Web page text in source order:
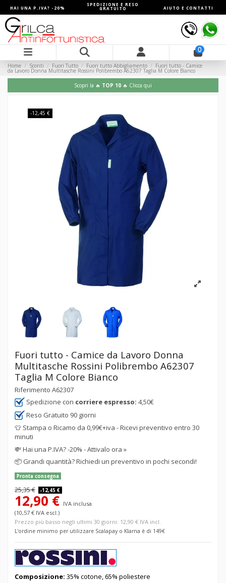
HAI UNA P.IVA? -20%
SPEDIZIONE E RESO
GRATUITO AIUTO E CONTATTI
0
Home Sconti Fuori Tutto Fuori tutto Abbigliamento Fuori tutto - Camice
da Lavoro Donna Multitasche Rossini Polibrembo A62307 Taglia M Colore Bianco
Scopri la 🔥 TOP 10 🔥 Clicca qui
-12,45 €
Fuori tutto - Camice da Lavoro Donna
Multitasche Rossini Polibrembo A62307
Taglia M Colore Bianco
Riferimento A62307
Spedizione con corriere espresso: 4,50€
Reso Gratuito 90 giorni
👕 Stampa o Ricamo da 0,99€+iva - Ricevi preventivo entro 30
minuti
💸Hai una P.IVA? -20% - Attivalo ora »
📦 Grandi quantità? Richiedi un preventivo in pochi secondi!
Pronta consegna
25,35 € -12,45 €
12,90 € IVA inclusa
(10,57 € IVA escl.)
Prezzo più basso negli ultimi 30 giorni: 12,90 € IVA incl.
L'ordine minimo per utilizzare Scalapay o Klarna è di 149€
Composizione: 35% cotone, 65% poliestere